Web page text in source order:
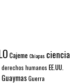
CajemeChiapas ciencia
derechos humanos EE.UU.
GuaymasGuerra